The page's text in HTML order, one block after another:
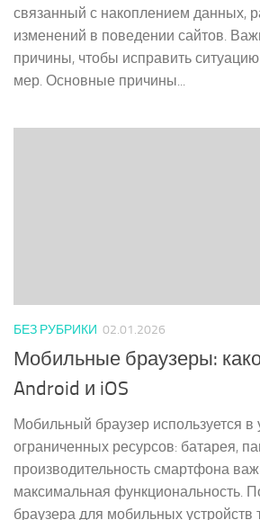
связанный с накоплением данных,
изменений в поведении сайтов.
причины, чтобы исправить
мер. Основные причины...
БЕЗ РУБРИКИ 02.01.2026
Мобильные браузеры:
Android и iOS
Мобильный браузер используется в
ограниченных ресурсов: батарея,
производительность смартфона
максимальная функциональность.
браузера для мобильных устройств